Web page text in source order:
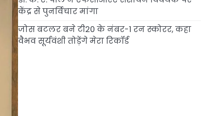
केंद्र से पुनर्विचार मांगा
जोस बटलर बने टी20 के नंबर-1 रन स्कोरर, कहा
वैभव सूर्यवंशी तोड़ेंगे मेरा रिकॉर्ड